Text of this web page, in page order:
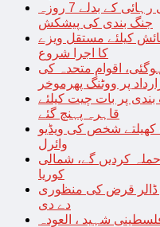
اسرائیل کی حماس کو 35 قیدیوں کی رہائی کے بدلے 7 روزہ
جنگ بندی کی پیشکش
کیلئے مستقل ویزے
کا اجرا شروع
تعداد 20 ہزار ہوگئی، اقوام متحدہ کی
پر ووٹنگ پھرموخر
پر بات چیت کیلئے
قاہرہ پہنچ گئے
شخص کی ویڈیو
وائرل
کردیں گے، شمالی
کوریا
پاکستان کیلئے 35 کروڑ ڈالر قرض کی منظوری
دے دی
بمباری سے مزید 100 فلسطینی شہید ، العودہ